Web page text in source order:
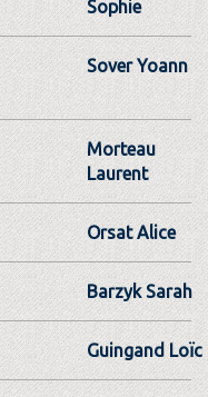
Sophie
Sover Yoann
Morteau
Laurent
Orsat Alice
Barzyk Sarah
Guingand Loïc